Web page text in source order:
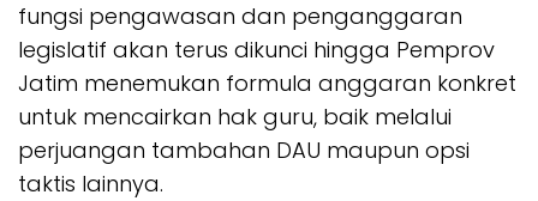
fungsi pengawasan dan penganggaran
legislatif akan terus dikunci hingga Pemprov
Jatim menemukan formula anggaran konkret
untuk mencairkan hak guru, baik melalui
perjuangan tambahan DAU maupun opsi
taktis lainnya.